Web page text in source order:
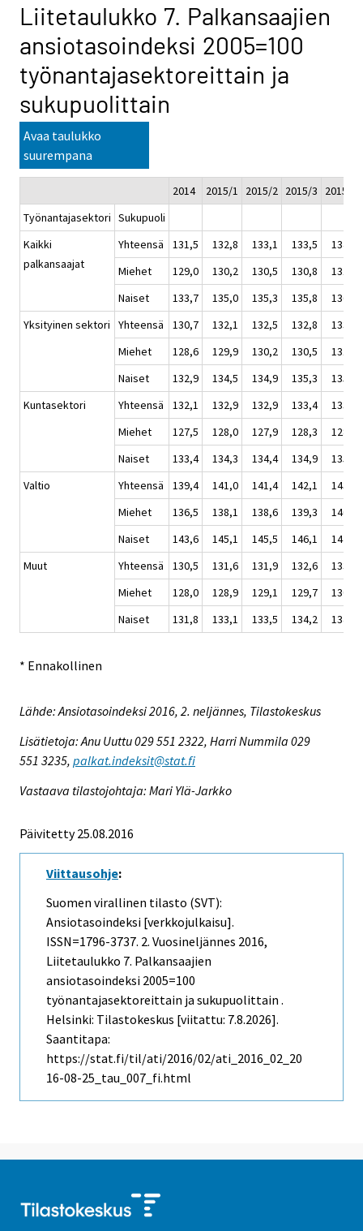
Liitetaulukko 7. Palkansaajien
ansiotasoindeksi 2005=100
työnantajasektoreittain ja
sukupuolittain
Avaa taulukko
suurempana
2014 2015/1 2015/2 2015/3
2015/4
Työnantajasektori Sukupuoli
Kaikki
palkansaajat
Yhteensä 131,5 132,8 133,1 133,5
134,0
Miehet
129,0 130,2 130,5 130,8
131,4
Naiset
133,7 135,0 135,3 135,8
136,2
Yksityinen sektori
Yhteensä 130,7 132,1 132,5 132,8
133,4
Miehet
128,6 129,9 130,2 130,5
131,1
Naiset
132,9 134,5 134,9 135,3
135,9
Kuntasektori
Yhteensä 132,1 132,9 132,9 133,4
133,5
Miehet
127,5 128,0 127,9 128,3
128,3
Naiset
133,4 134,3 134,4 134,9
135,0
Valtio
Yhteensä 139,4 141,0 141,4 142,1
143,0
Miehet
136,5 138,1 138,6 139,3
140,2
Naiset
143,6 145,1 145,5 146,1
147,0
Muut
Yhteensä 130,5 131,6 131,9 132,6
133,1
Miehet
128,0 128,9 129,1 129,7
130,2
Naiset
131,8 133,1 133,5 134,2 134,6
* Ennakollinen
Lähde: Ansiotasoindeksi 2016, 2. neljännes, Tilastokeskus
Lisätietoja: Anu Uuttu 029 551 2322, Harri Nummila 029
551 3235, palkat.indeksit@stat.fi
Vastaava tilastojohtaja: Mari Ylä-Jarkko
Päivitetty 25.08.2016
Viittausohje:
Suomen virallinen tilasto (SVT):
Ansiotasoindeksi [verkkojulkaisu].
ISSN=1796-3737. 2. Vuosineljännes 2016,
Liitetaulukko 7. Palkansaajien
ansiotasoindeksi 2005=100
työnantajasektoreittain ja sukupuolittain .
Helsinki: Tilastokeskus [viitattu: 7.8.2026].
Saantitapa:
https://stat.fi/til/ati/2016/02/ati_2016_02_20
16-08-25_tau_007_fi.html